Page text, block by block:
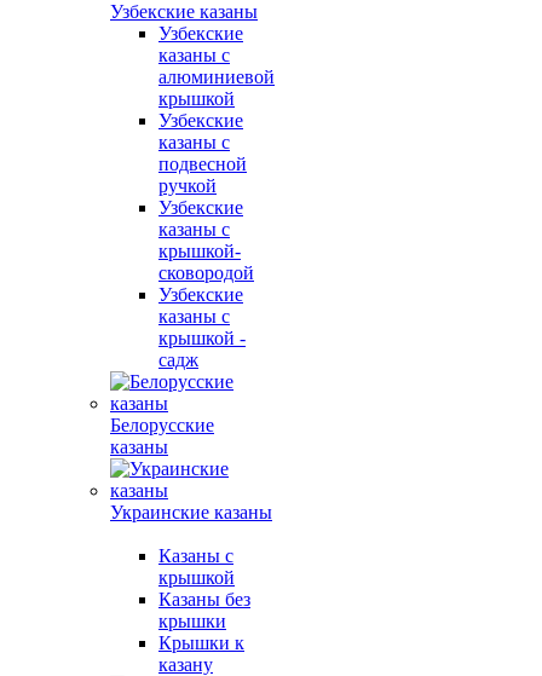
Узбекские казаны
Узбекские
казаны с
алюминиевой
крышкой
Узбекские
казаны с
подвесной
ручкой
Узбекские
казаны с
крышкой-
сковородой
Узбекские
казаны с
крышкой -
садж
Белорусские
казаны
Украинские казаны
Казаны с
крышкой
Казаны без
крышки
Крышки к
казану